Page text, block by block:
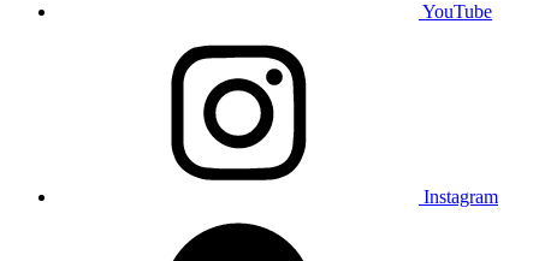
YouTube
Instagram